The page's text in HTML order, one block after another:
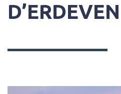
D’ERDEVEN